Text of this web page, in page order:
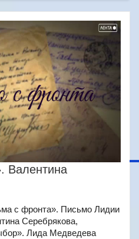
Валентина
с фронта». Письмо Лидии
Серебрякова,
Лида Медведева